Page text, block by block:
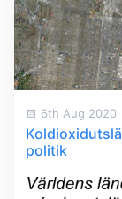
6th Aug 2020
politik